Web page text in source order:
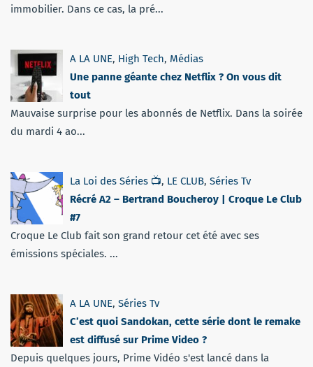
immobilier. Dans ce cas, la pré...
A LA UNE, High Tech, Médias
Une panne géante chez Netflix ? On vous dit
tout
Mauvaise surprise pour les abonnés de Netflix. Dans la soirée
du mardi 4 ao...
La Loi des Séries 📺, LE CLUB, Séries Tv
Récré A2 – Bertrand Boucheroy | Croque Le Club
#7
Croque Le Club fait son grand retour cet été avec ses
émissions spéciales. ...
A LA UNE, Séries Tv
C’est quoi Sandokan, cette série dont le remake
est diffusé sur Prime Video ?
Depuis quelques jours, Prime Vidéo s'est lancé dans la